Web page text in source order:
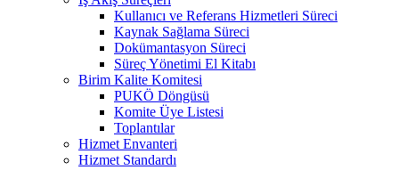
Kullanıcı ve Referans Hizmetleri Süreci
Kaynak Sağlama Süreci
Dokümantasyon Süreci
Süreç Yönetimi El Kitabı
Birim Kalite Komitesi
PUKÖ Döngüsü
Komite Üye Listesi
Toplantılar
Hizmet Envanteri
Hizmet Standardı